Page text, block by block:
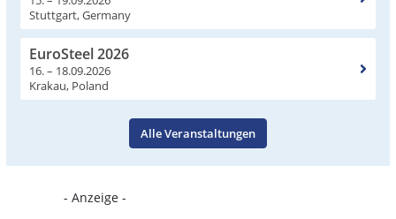
Stuttgart, Germany
EuroSteel 2026
16. – 18.09.2026
Krakau, Poland
Alle Veranstaltungen
- Anzeige -